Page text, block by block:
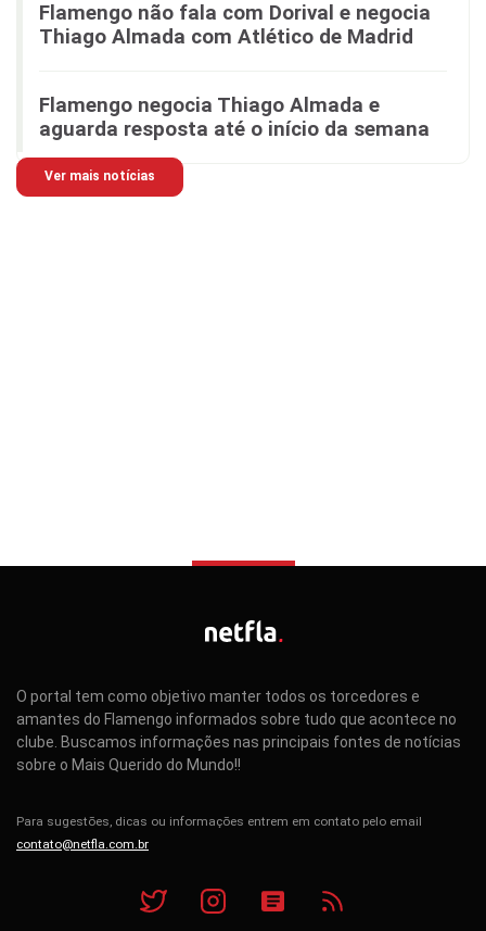
Flamengo não fala com Dorival e negocia
Thiago Almada com Atlético de Madrid
Flamengo negocia Thiago Almada e
aguarda resposta até o início da semana
Ver mais notícias
O portal tem como objetivo manter todos os torcedores e
amantes do Flamengo informados sobre tudo que acontece no
clube. Buscamos informações nas principais fontes de notícias
sobre o Mais Querido do Mundo!!
Para sugestões, dicas ou informações entrem em contato pelo email
contato@netfla.com.br